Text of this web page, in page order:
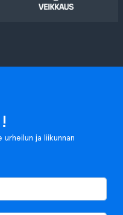
urheilun ja liikunnan